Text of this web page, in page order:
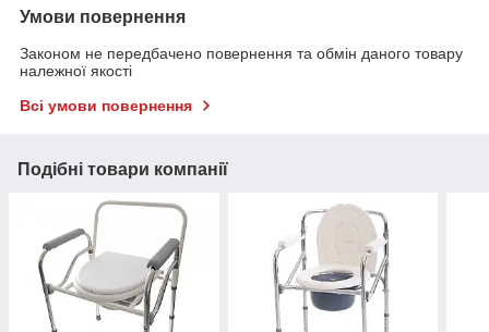
Умови повернення
Законом не передбачено повернення та обмін даного товару
належної якості
Всі умови повернення
Подібні товари компанії